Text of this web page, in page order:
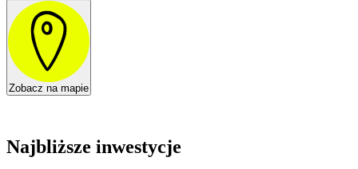
Zobacz na mapie
Najbliższe inwestycje